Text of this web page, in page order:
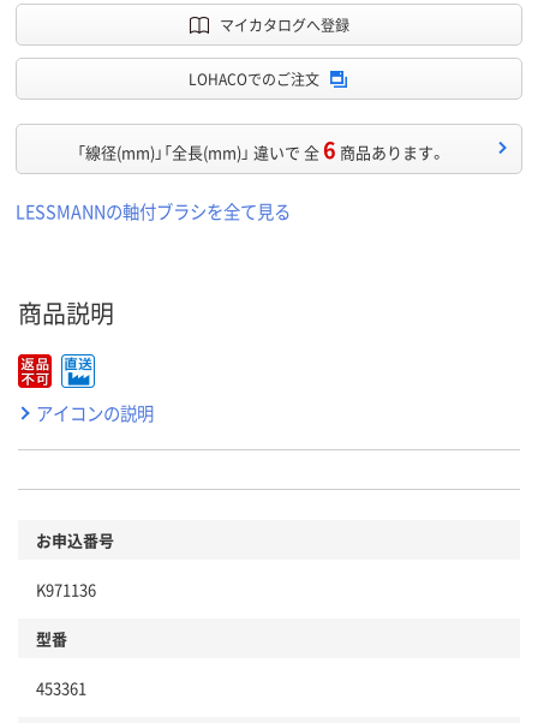
マイカタログへ登録
LOHACOでのご注文
「線径(mm)」「全長(mm)」 違いで 全6 商品あります。
LESSMANNの軸付ブラシを全て見る
商品説明
アイコンの説明
お申込番号
K971136
型番
453361